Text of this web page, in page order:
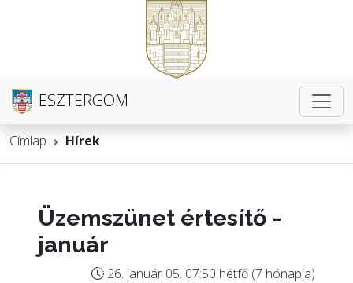
ESZTERGOM
Címlap Hírek
Üzemszünet értesítő -
január
26. január 05. 07:50 hétfő (7 hónapja)